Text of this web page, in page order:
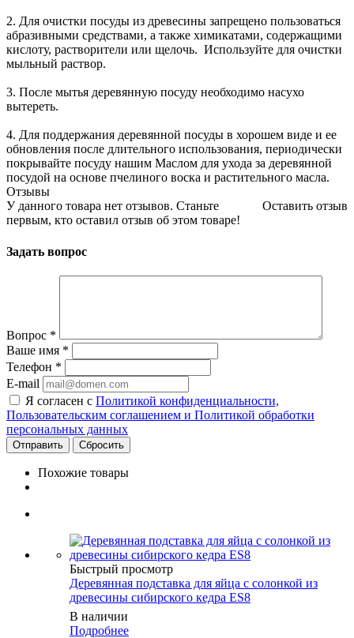
2. Для очистки посуды из древесины запрещено пользоваться
абразивными средствами, а также химикатами, содержащими
кислоту, растворители или щелочь. Используйте для очистки
мыльный раствор.
3. После мытья деревянную посуду необходимо насухо
вытереть.
4. Для поддержания деревянной посуды в хорошем виде и ее
обновления после длительного использования, периодически
покрывайте посуду нашим Маслом для ухода за деревянной
посудой на основе пчелиного воска и растительного масла.
Отзывы
Оставить отзыв
У данного товара нет отзывов. Станьте
первым, кто оставил отзыв об этом товаре!
Задать вопрос
Вопрос *
Ваше имя *
Телефон *
E-mail
Я согласен с Политикой конфиденциальности,
Пользовательским соглашением и Политикой обработки
персональных данных
Сбросить
Похожие товары
Быстрый просмотр
Деревянная подставка для яйца с солонкой из
древесины сибирского кедра ES8
В наличии
Подробнее